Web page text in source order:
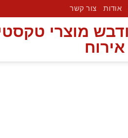
אודות צור קשר